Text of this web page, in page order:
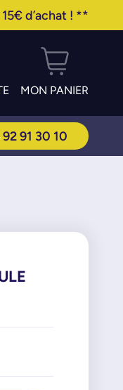
d’achat ! **
MON PANIER
91 30 10